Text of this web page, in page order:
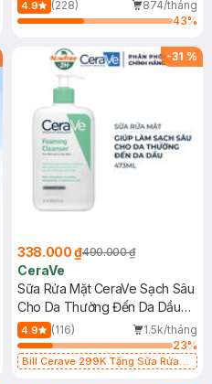
4.9 (228)
874/tháng
43%
-31 %
338.000 ₫490.000 ₫
CeraVe
Sữa Rửa Mặt CeraVe Sạch Sâu
Cho Da Thường Đến Da Dầu
473ml
4.9 (116)
1.5k/tháng
23%
Bill Cerave 299K Tặng Sữa Rửa